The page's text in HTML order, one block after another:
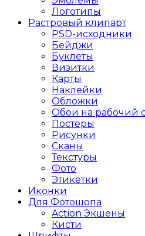
Логотипы
Растровый клипарт
PSD-исходники
Бейджи
Буклеты
Визитки
Карты
Наклейки
Обложки
Обои на рабочий
Постеры
Рисунки
Сканы
Текстуры
Фото
Этикетки
Иконки
Для Фотошопа
Action Экшены
Кисти